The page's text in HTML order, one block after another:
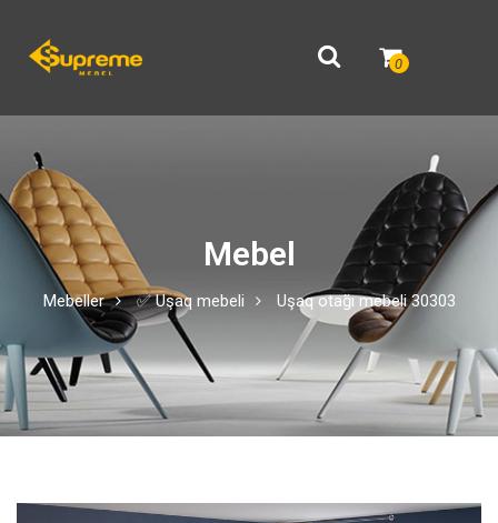
0
Mebel
Mebeller ✅ Uşaq mebeli Uşaq otağı mebeli 30303